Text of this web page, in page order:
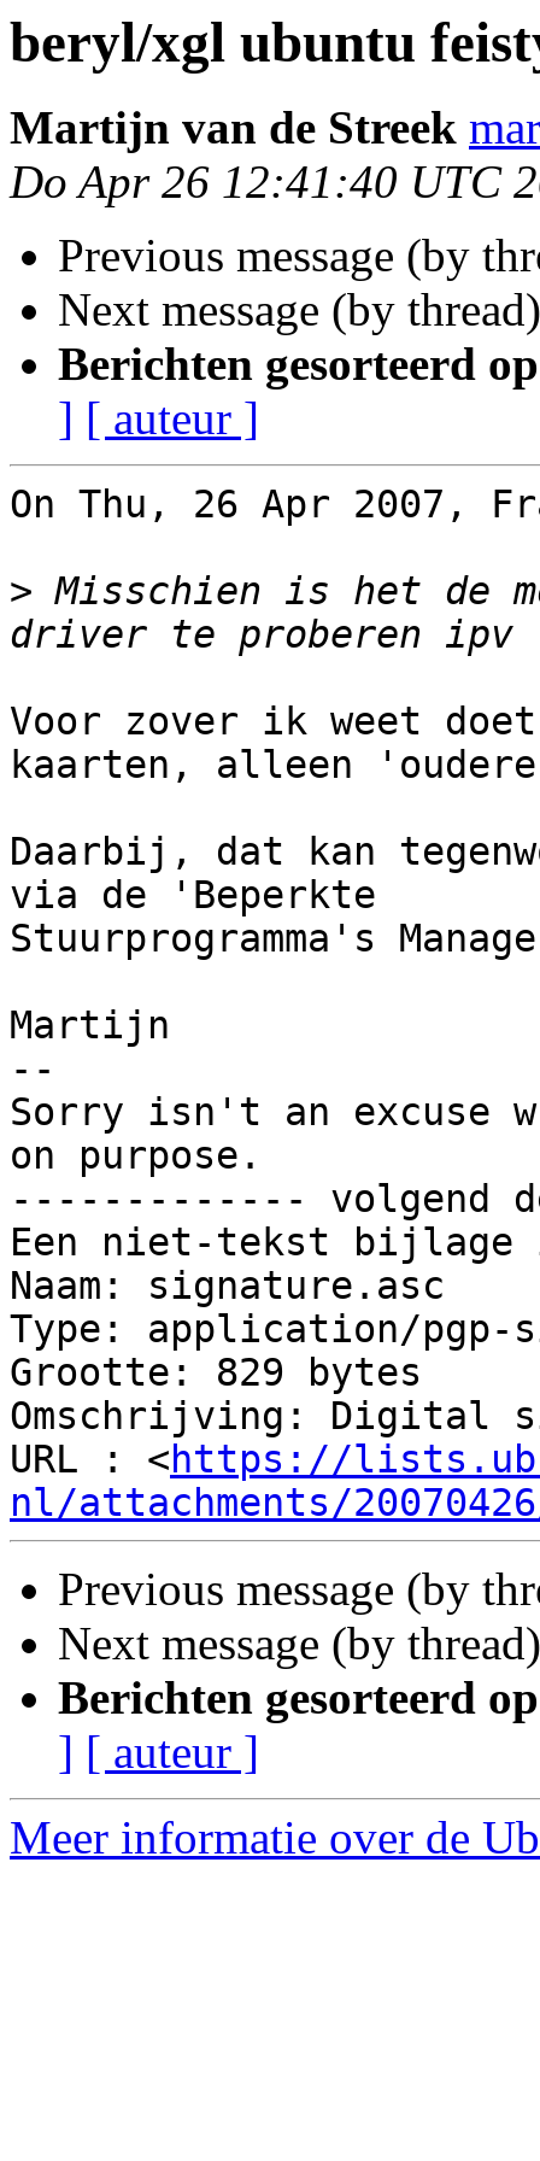
beryl/xgl ubuntu
Martijn van de Streek
Do Apr 26 12:41:40 UTC
Previous message (by
Next message (by
Berichten gesorteerd
] [ auteur ]
On Thu, 26 Apr 2007,
> Misschien is het de
Voor zover ik weet
kaarten, alleen
Daarbij, dat kan
via de 'Beperkte
Stuurprogramma's
Martijn
--
Sorry isn't an excuse
on purpose.
------------- volgend
Een niet-tekst
Naam: signature.asc
Type: application/pgp-
Grootte: 829 bytes
Omschrijving: Digital
URL : <https://
nl/attachments/
Previous message (by
Next message (by
Berichten gesorteerd
] [ auteur ]
Meer informatie over de